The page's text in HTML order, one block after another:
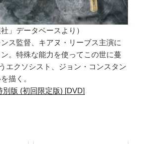
」データベースより）
ス監督、キアヌ・リーブス主演に
。特殊な能力を使ってこの世に蔓
エクソシスト、ジョン・コンスタン
描く。
別版 (初回限定版) [DVD]